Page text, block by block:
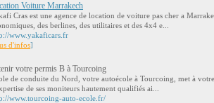
Voiture Marrakech
Cras est une agence de location de voiture pas cher a
des berlines, des utilitaires et des 4x4 e...
www.yakaficars.fr
d'infos]
votre permis B à Tourcoing
de conduite du Nord, votre autoécole à Tourcoing, met à
de ses moniteurs hautement qualifiés ai...
www.tourcoing-auto-ecole.fr/